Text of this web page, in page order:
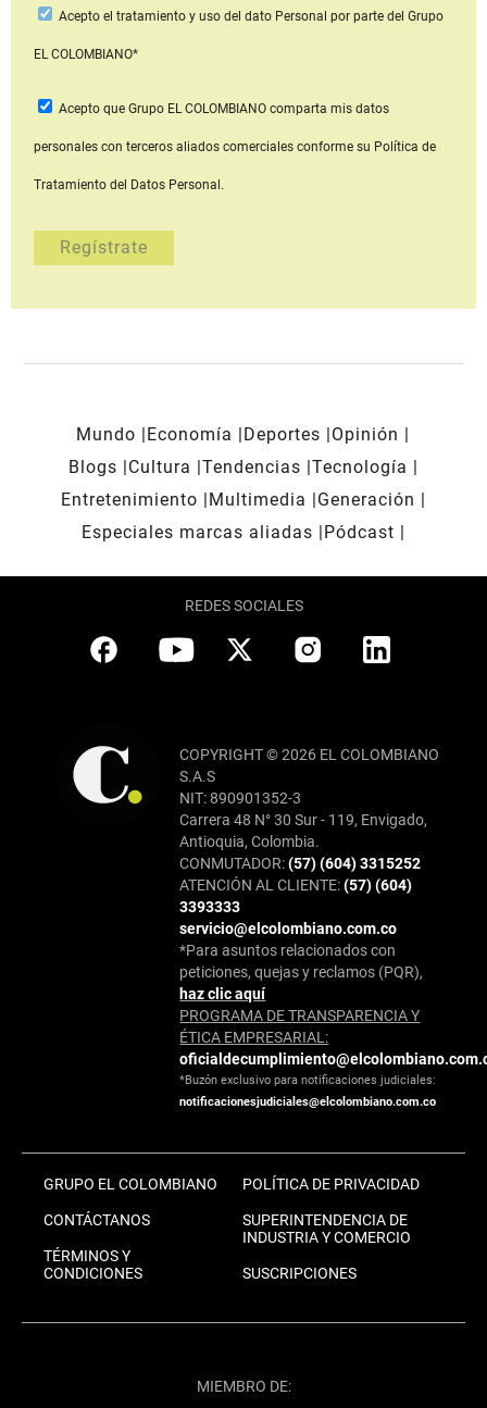
Acepto el tratamiento y uso del dato Personal por parte del Grupo
EL COLOMBIANO*
Acepto que Grupo EL COLOMBIANOcomparta mis datos
personales con terceros aliados comerciales conforme su Política de
Tratamiento del Datos Personal.
Mundo Economía Deportes
Opinión
Blogs
Cultura Tendencias Tecnología
Entretenimiento
Multimedia
Generación
Especiales marcas aliadas
Pódcast
REDES SOCIALES
COPYRIGHT © 2026 EL COLOMBIANO
S.A.S
NIT: 890901352-3
Carrera 48 N° 30 Sur - 119, Envigado,
Antioquia, Colombia.
CONMUTADOR:(57) (604) 3315252
ATENCIÓN AL CLIENTE:(57) (604)
3393333
servicio@elcolombiano.com.co
*Para asuntos relacionados con
peticiones, quejas y reclamos (PQR),
haz clic aquí
PROGRAMA DE TRANSPARENCIA Y
ÉTICA EMPRESARIAL:
*Buzón exclusivo para notificaciones judiciales:
notificacionesjudiciales@elcolombiano.com.co
GRUPO EL COLOMBIANO
CONTÁCTANOS
TÉRMINOS Y
CONDICIONES
POLÍTICA DE PRIVACIDAD
SUPERINTENDENCIA DE
INDUSTRIA Y COMERCIO
SUSCRIPCIONES
MIEMBRO DE: